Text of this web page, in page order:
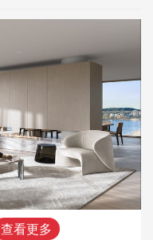
查看更多